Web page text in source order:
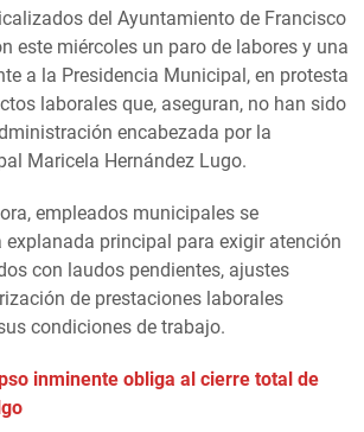
del Ayuntamiento de Francisco
este miércoles un paro de labores y una
a la Presidencia Municipal, en protesta
laborales que, aseguran, no han sido
encabezada por la
Maricela Hernández Lugo.
empleados municipales se
explanada principal para exigir atención
con laudos pendientes, ajustes
de prestaciones laborales
condiciones de trabajo.
inminente obliga al cierre total de